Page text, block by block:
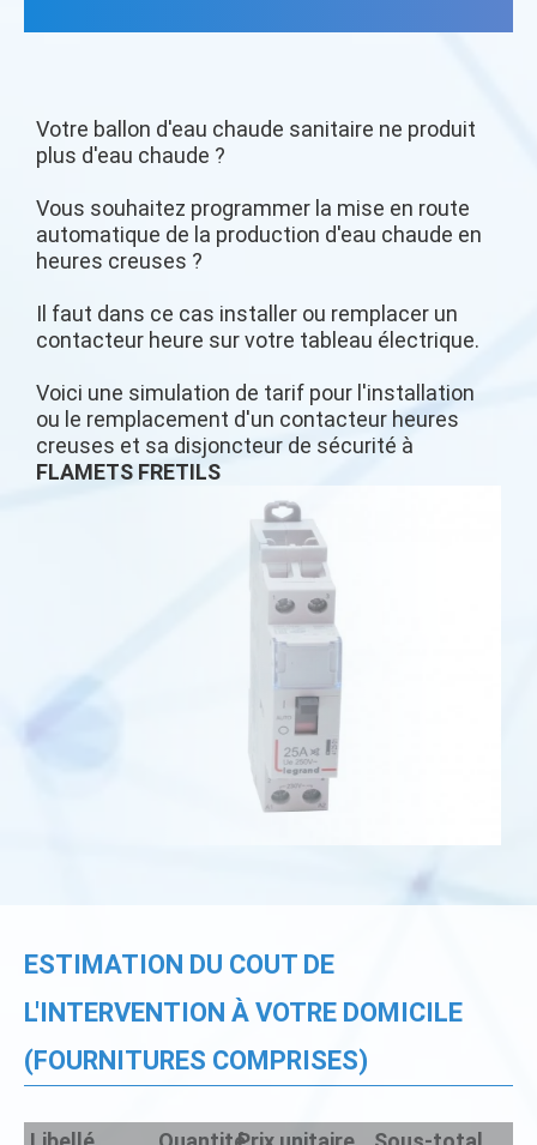
Votre ballon d'eau chaude sanitaire ne produit
plus d'eau chaude ?
Vous souhaitez programmer la mise en route
automatique de la production d'eau chaude en
heures creuses ?
Il faut dans ce cas installer ou remplacer un
contacteur heure sur votre tableau électrique.
Voici une simulation de tarif pour l'installation
ou le remplacement d'un contacteur heures
creuses et sa disjoncteur de sécurité à
FLAMETS FRETILS
ESTIMATION DU COUT DE
L'INTERVENTION À VOTRE DOMICILE
(FOURNITURES COMPRISES)